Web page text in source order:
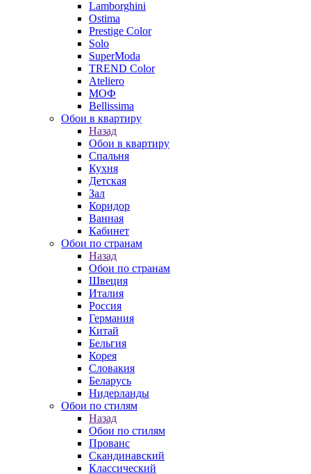
Lamborghini
Ostima
Prestige Color
Solo
SuperModa
TREND Color
Ateliero
МОФ
Bellissima
Обои в квартиру
Назад
Обои в квартиру
Спальня
Кухня
Детская
Зал
Коридор
Ванная
Кабинет
Обои по странам
Назад
Обои по странам
Швеция
Италия
Россия
Германия
Китай
Бельгия
Корея
Словакия
Беларусь
Нидерланды
Обои по стилям
Назад
Обои по стилям
Прованс
Скандинавский
Классический